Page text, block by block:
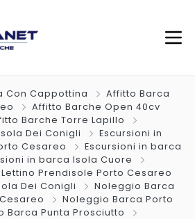
Con Cappottina
Affitto Barca
Affitto Barche Open 40cv
Barche Torre Lapillo
Dei Conigli
Escursioni in
Cesareo
Escursioni in barca
in barca Isola Cuore
Prendisole Porto Cesareo
Dei Conigli
Noleggio Barca
Noleggio Barca Porto
Barca Punta Prosciutto